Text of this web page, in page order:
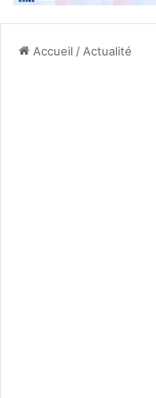
Accueil / Actualité